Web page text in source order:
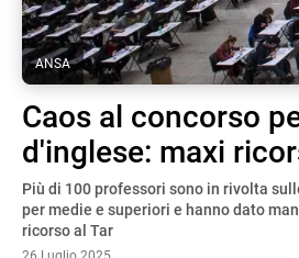
ANSA
Caos al concorso
d'inglese: maxi
Più di 100 professori sono in rivolta
per medie e superiori e hanno dato
ricorso al Tar